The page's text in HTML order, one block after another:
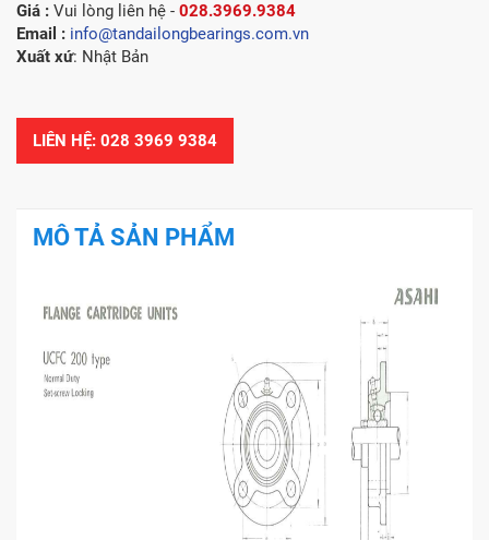
Giá : Vui lòng l iên hệ - 028.3969.9384
Email : info@tandailongbearings.com.vn
Xuất xứ: Nhật Bản
LIÊN HỆ: 028 3969 9384
MÔ TẢ SẢN PHẨM